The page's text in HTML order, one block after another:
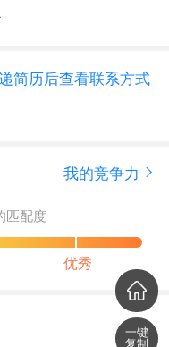
简历后查看联系方式
我的竞争力
匹配度
优秀
一键
复制